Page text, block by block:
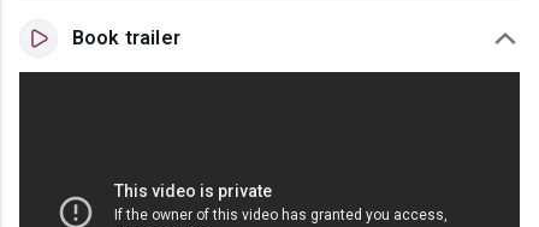
Book trailer